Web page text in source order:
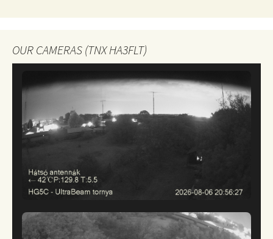
OUR CAMERAS (TNX HA3FLT)